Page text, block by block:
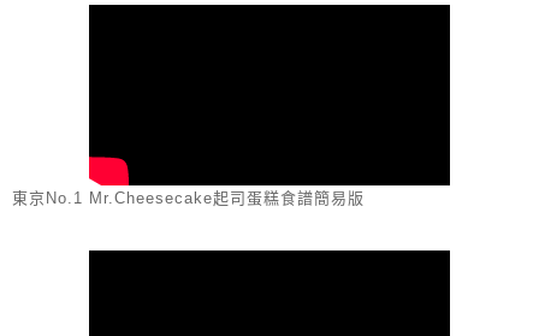
東京No.1 Mr.Cheesecake起司蛋糕食譜簡易版